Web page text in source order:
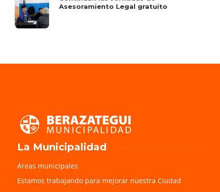
Asesoramiento Legal gratuito
La Municipalidad
Áreas municipales
Estamos trabajando para mejorar nuestra Ciudad